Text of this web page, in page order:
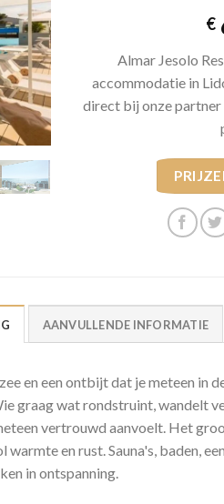
€
Almar Jesolo
accommodatie in
direct bij onze partner
AANVULLENDE INFORMATIE
en een ontbijt dat je meteen in
graag wat rondstruint, wandelt
vertrouwd aanvoelt. Het
warmte en rust. Sauna's, baden,
in ontspanning.